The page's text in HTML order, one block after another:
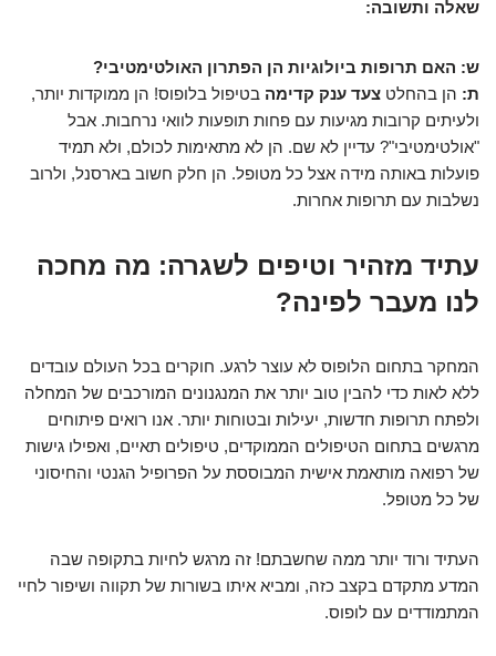
שאלה ותשובה:
ש: האם תרופות ביולוגיות הן הפתרון האולטימטיבי?
ת: הן בהחלט צעד ענק קדימה בטיפול בלופוס! הן ממוקדות יותר,
ולעיתים קרובות מגיעות עם פחות תופעות לוואי נרחבות. אבל
"אולטימטיבי"? עדיין לא שם. הן לא מתאימות לכולם, ולא תמיד
פועלות באותה מידה אצל כל מטופל. הן חלק חשוב בארסנל, ולרוב
נשלבות עם תרופות אחרות.
עתיד מזהיר וטיפים לשגרה: מה מחכה
לנו מעבר לפינה?
המחקר בתחום הלופוס לא עוצר לרגע. חוקרים בכל העולם עובדים
ללא לאות כדי להבין טוב יותר את המנגנונים המורכבים של המחלה
ולפתח תרופות חדשות, יעילות ובטוחות יותר. אנו רואים פיתוחים
מרגשים בתחום הטיפולים הממוקדים, טיפולים תאיים, ואפילו גישות
של רפואה מותאמת אישית המבוססת על הפרופיל הגנטי והחיסוני
של כל מטופל.
העתיד ורוד יותר ממה שחשבתם! זה מרגש לחיות בתקופה שבה
המדע מתקדם בקצב כזה, ומביא איתו בשורות של תקווה ושיפור לחיי
המתמודדים עם לופוס.